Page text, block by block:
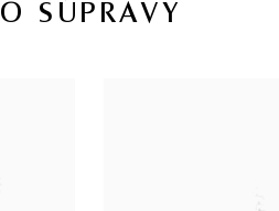
SÚPRAVY